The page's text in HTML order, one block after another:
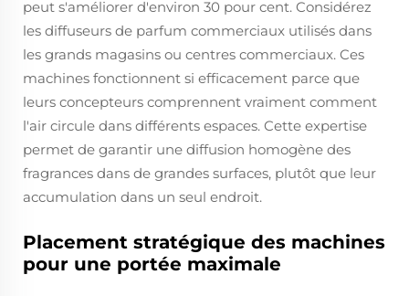
peut s'améliorer d'environ 30 pour cent. Considérez
les diffuseurs de parfum commerciaux utilisés dans
les grands magasins ou centres commerciaux. Ces
machines fonctionnent si efficacement parce que
leurs concepteurs comprennent vraiment comment
l'air circule dans différents espaces. Cette expertise
permet de garantir une diffusion homogène des
fragrances dans de grandes surfaces, plutôt que leur
accumulation dans un seul endroit.
Placement stratégique des machines
pour une portée maximale